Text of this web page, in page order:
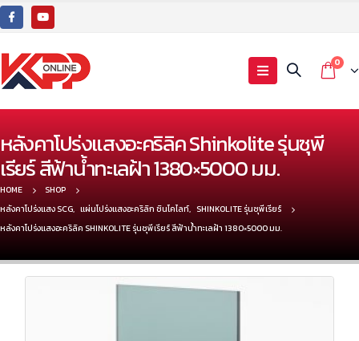
0
หลังคาโปร่งแสงอะคริลิค Shinkolite รุ่นซุพี
เรียร์ สีฟ้าน้ำทะเลฝ้า 1380×5000 มม.
HOME
SHOP
หลังคาโปร่งแสง SCG, แผ่นโปร่งแสงอะคริลิก ชินโคไลท์, SHINKOLITE รุ่นซุพีเรียร์
หลังคาโปร่งแสงอะคริลิค SHINKOLITE รุ่นซุพีเรียร์ สีฟ้าน้ำทะเลฝ้า 1380×5000 มม.